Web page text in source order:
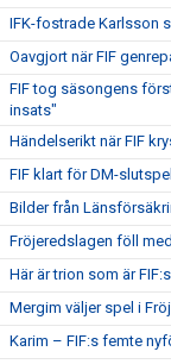
IFK-fostrade Karlsson
Oavgjort när FIF
FIF tog säsongens
insats"
Händelserikt när FIF
FIF klart för DM-
Bilder från
Fröjeredslagen föll
Här är trion som är
Mergim väljer spel i
Karim – FIF:s femte